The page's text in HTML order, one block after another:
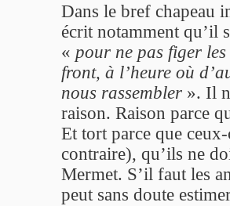
Dans le bref chapeau
écrit notamment qu’il
« pour ne pas figer
front, à l’heure où
nous rassembler ». Il
raison. Raison parce
Et tort parce que
contraire), qu’ils ne
Mermet. S’il faut les
peut sans doute